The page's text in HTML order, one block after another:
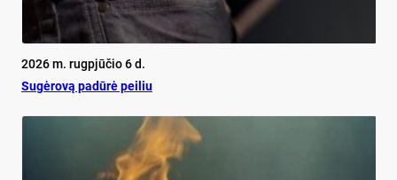
2026 m. rugpjūčio 6 d.
Su­gė­ro­vą pa­dū­rė pei­liu